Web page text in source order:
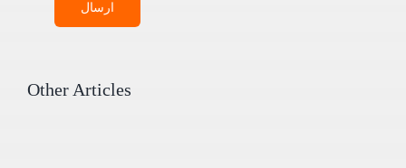
ارسال
Other Articles